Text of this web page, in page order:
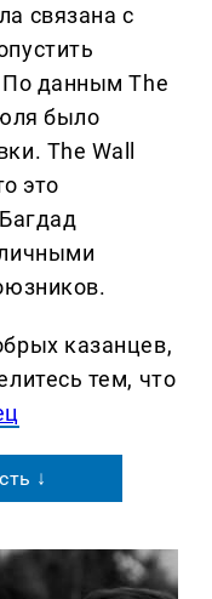
связана с
По данным The
было
The Wall
это
казанцев,
тем, что
↓